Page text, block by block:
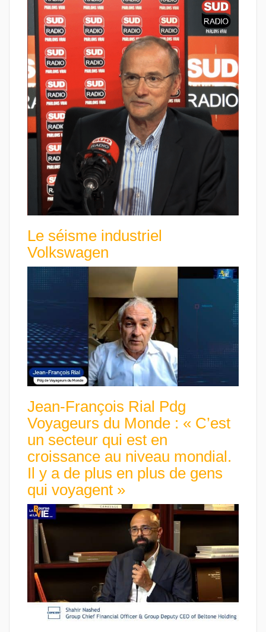
Le séisme industriel
Volkswagen
Jean-François Rial Pdg
Voyageurs du Monde : « C’est
un secteur qui est en
croissance au niveau mondial.
Il y a de plus en plus de gens
qui voyagent »